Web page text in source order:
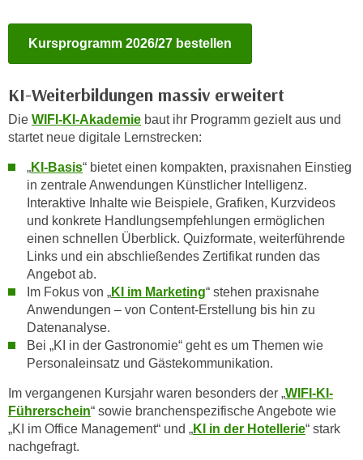
Kursprogramm 2026/27 bestellen
KI-Weiterbildungen massiv erweitert
Die WIFI-KI-Akademie baut ihr Programm gezielt aus und
startet neue digitale Lernstrecken:
„KI-Basis“ bietet einen kompakten, praxisnahen Einstieg
in zentrale Anwendungen Künstlicher Intelligenz.
Interaktive Inhalte wie Beispiele, Grafiken, Kurzvideos
und konkrete Handlungsempfehlungen ermöglichen
einen schnellen Überblick. Quizformate, weiterführende
Links und ein abschließendes Zertifikat runden das
Angebot ab.
Im Fokus von „KI im Marketing“ stehen praxisnahe
Anwendungen – von Content-Erstellung bis hin zu
Datenanalyse.
Bei „KI in der Gastronomie“ geht es um Themen wie
Personaleinsatz und Gästekommunikation.
Im vergangenen Kursjahr waren besonders der „WIFI-KI-
Führerschein“ sowie branchenspezifische Angebote wie
„KI im Office Management“ und „KI in der Hotellerie“ stark
nachgefragt.
d
w
r
u
,
e
f
ü
s
i
a
u
c
s
S
-
a
m